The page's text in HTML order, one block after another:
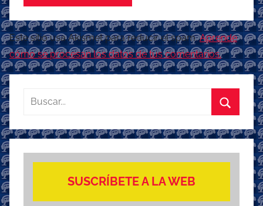
Este sitio usa Akismet para reducir el spam.Aprende
cómo se procesan los datos de tus comentarios.
Buscar:
Buscar
SUSCRÍBETE A LA WEB